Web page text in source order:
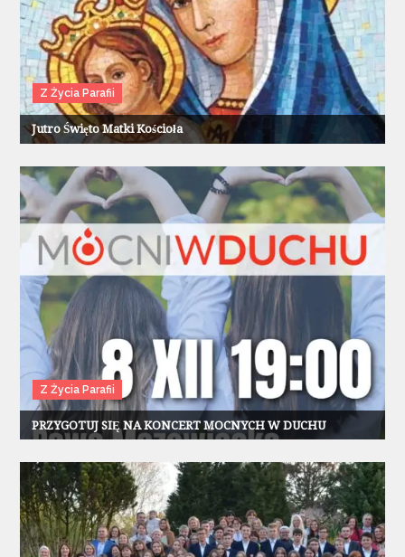
Z Życia Parafii
Jutro Święto Matki Kościoła
Z Życia Parafii
PRZYGOTUJ SIĘ NA KONCERT MOCNYCH W DUCHU